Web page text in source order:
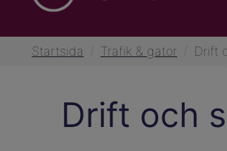
Startsida Trafik & gator Drift
Drift och